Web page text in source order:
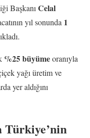
Başkanı Celal
yıl sonunda 1
%25 büyümeoranıyla
yağı üretim ve
yer aldığını
Türkiye’nin